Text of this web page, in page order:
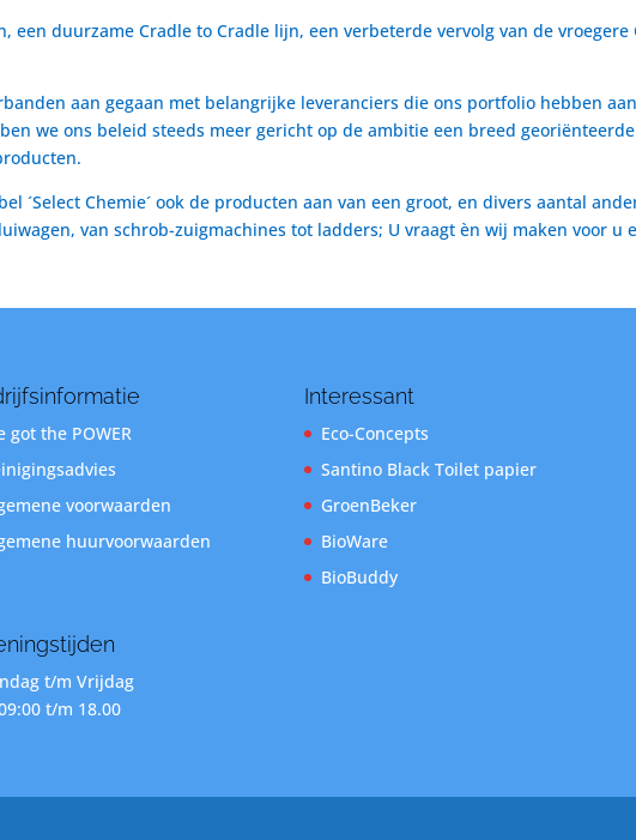
een duurzame Cradle to Cradle lijn, een verbeterde vervolg van de
aan gegaan met belangrijke leveranciers die ons portfolio hebben
we ons beleid steeds meer gericht op de ambitie een breed
´Select Chemie´ ook de producten aan van een groot, en divers aantal
van schrob-zuigmachines tot ladders; U vraagt èn wij maken voor u
got the POWER
voorwaarden
huurvoorwaarden
t/m Vrijdag
t/m 18.00
Interessant
Eco-Concepts
Santino Black Toilet papier
GroenBeker
BioWare
BioBuddy